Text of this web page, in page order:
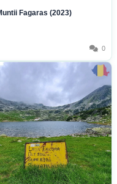
Fagaras (2023)
0